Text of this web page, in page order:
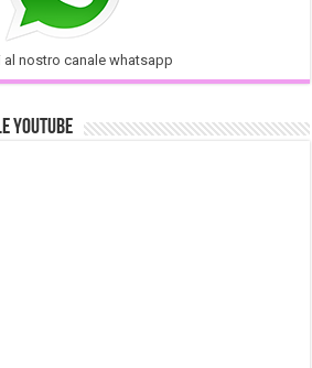
al nostro canale whatsapp
Youtube